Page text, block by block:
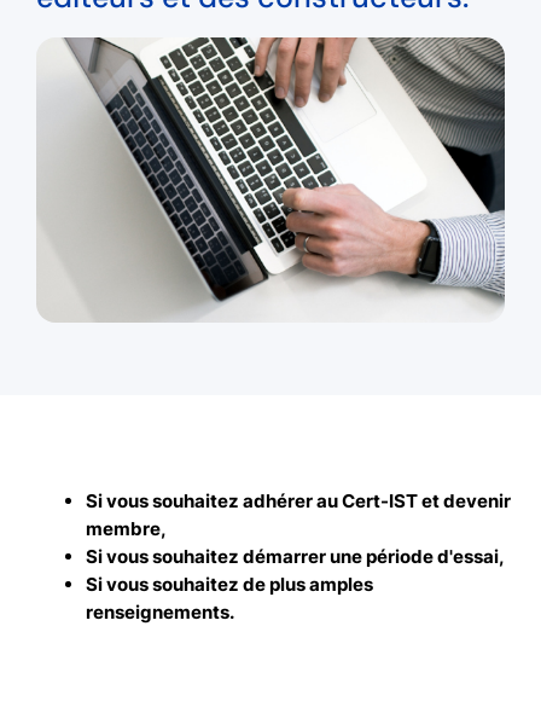
Si vous souhaitez adhérer au Cert-IST et devenir
membre,
Si vous souhaitez démarrer une période d'essai,
Si vous souhaitez de plus amples
renseignements.